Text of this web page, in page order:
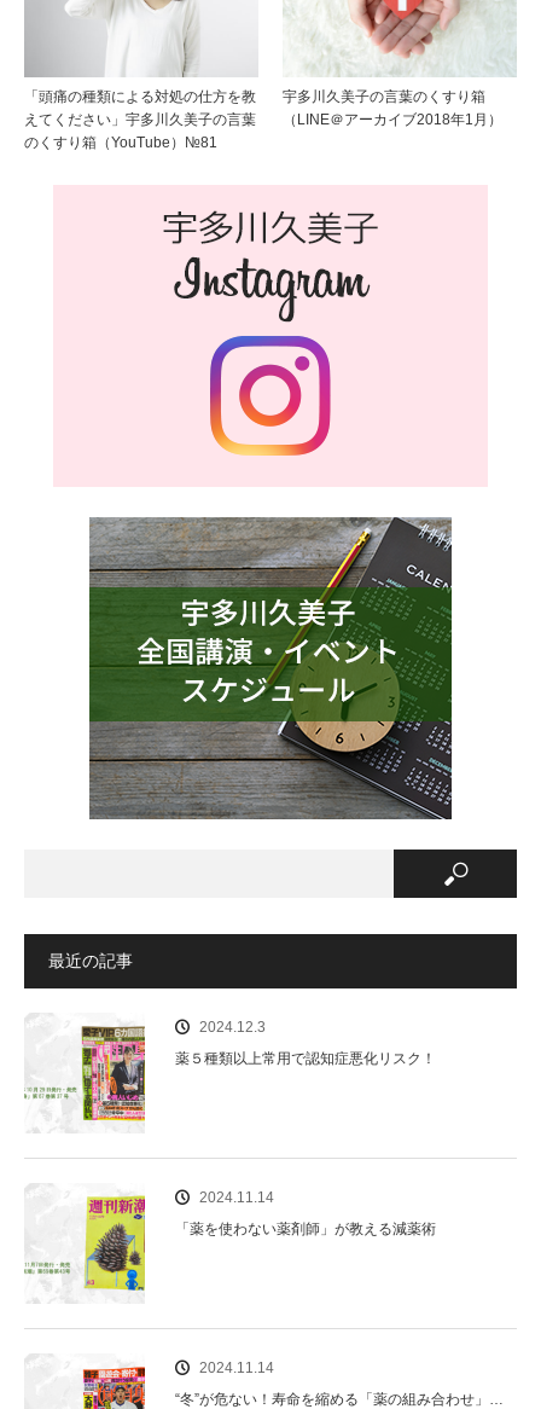
「頭痛の種類による対処の仕方を教
えてください」宇多川久美子の言葉
のくすり箱（YouTube）№81
宇多川久美子の言葉のくすり箱
（LINE＠アーカイブ2018年1月）
最近の記事
2024.12.3
薬５種類以上常用で認知症悪化リスク！
2024.11.14
「薬を使わない薬剤師」が教える減薬術
2024.11.14
“冬”が危ない！寿命を縮める「薬の組み合わせ」…